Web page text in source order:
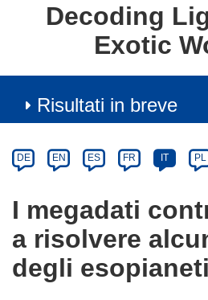
Decoding
Exotic
Risultati in breve
Category
Article
available
following
languages:
DE EN ES FR IT PL
I megadati
a risolvere
degli esopianeti